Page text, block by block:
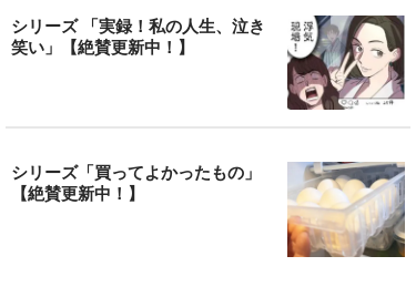
シリーズ 「実録！私の人生、泣き
笑い」【絶賛更新中！】
シリーズ「買ってよかったもの」
【絶賛更新中！】